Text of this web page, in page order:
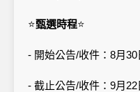
⭐甄選時程⭐
- 開始公告/收件：8月30
- 截止公告/收件：9月22